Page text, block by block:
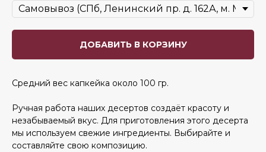
ДОБАВИТЬ В КОРЗИНУ
Средний вес капкейка около 100 гр.
Ручная работа наших десертов создаёт красоту и
незабываемый вкус. Для приготовления этого десерта
мы используем свежие ингредиенты. Выбирайте и
составляйте свою композицию.